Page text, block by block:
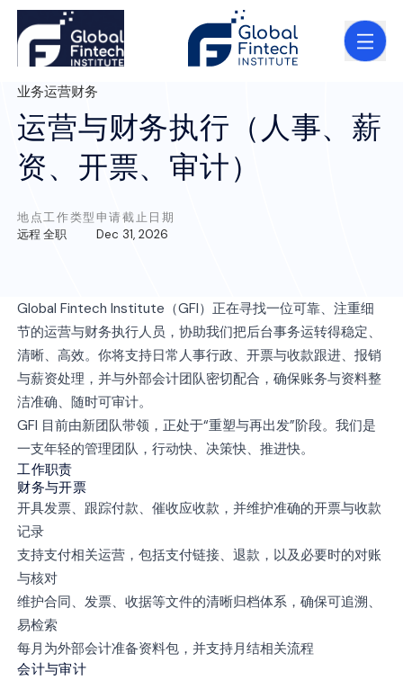
业务运营财务
运营与财务执行（人事、薪
资、开票、审计）
地点
远程
工作类型
全职
申请截止日期
Dec 31, 2026
Global Fintech Institute（GFI）正在寻找一位可靠、注重细
节的运营与财务执行人员，协助我们把后台事务运转得稳定、
清晰、高效。你将支持日常人事行政、开票与收款跟进、报销
与薪资处理，并与外部会计团队密切配合，确保账务与资料整
洁准确、随时可审计。
GFI 目前由新团队带领，正处于“重塑与再出发”阶段。我们是
一支年轻的管理团队，行动快、决策快、推进快。
工作职责
财务与开票
开具发票、跟踪付款、催收应收款，并维护准确的开票与收款
记录
支持支付相关运营，包括支付链接、退款，以及必要时的对账
与核对
维护合同、发票、收据等文件的清晰归档体系，确保可追溯、
易检索
每月为外部会计准备资料包，并支持月结相关流程
会计与审计